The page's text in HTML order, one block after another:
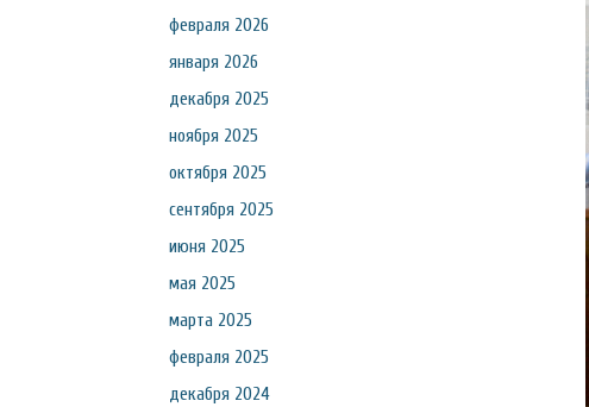
февраля 2026
января 2026
декабря 2025
ноября 2025
октября 2025
сентября 2025
июня 2025
мая 2025
марта 2025
февраля 2025
декабря 2024